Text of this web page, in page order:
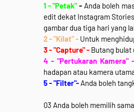
1 - "Petak"- Anda boleh
edit dekat Instagram
gambar dua tiga hari yang
2 - "Kilat" - Untuk
3 - "Capture" - Butang bulat
4 - "Pertukaran Kamera" -
hadapan atau kamera
5 - "Filter"- Anda boleh
03 Anda boleh memilih